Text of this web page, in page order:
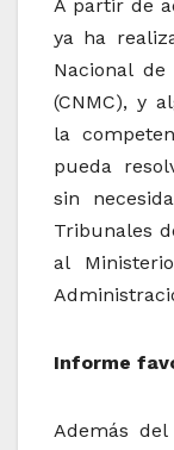
A partir de
ya ha
Nacional
(CNMC), y
la
pueda
sin
Tribunales
al
Informe
Además